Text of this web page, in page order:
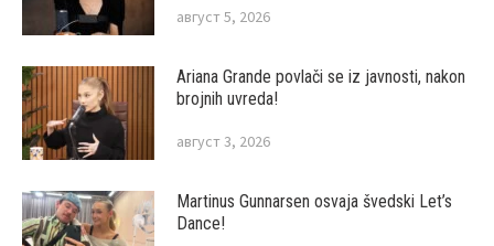
август 5, 2026
Ariana Grande povlači se iz javnosti, nakon
brojnih uvreda!
август 3, 2026
Martinus Gunnarsen osvaja švedski Let’s
Dance!